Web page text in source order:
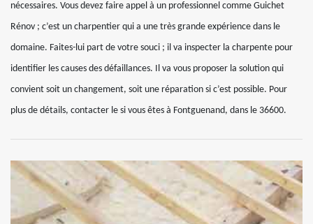
nécessaires. Vous devez faire appel à un professionnel comme Guichet
Rénov ; c’est un charpentier qui a une très grande expérience dans le
domaine. Faites-lui part de votre souci ; il va inspecter la charpente pour
identifier les causes des défaillances. Il va vous proposer la solution qui
convient soit un changement, soit une réparation si c’est possible. Pour
plus de détails, contacter le si vous êtes à Fontguenand, dans le 36600.